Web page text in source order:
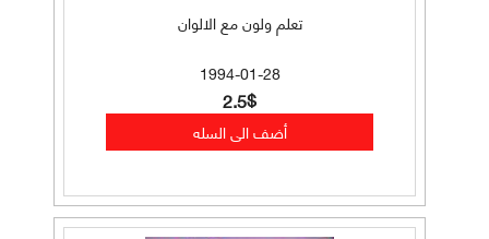
تعلم ولون مع الالوان
1994-01-28
2.5$